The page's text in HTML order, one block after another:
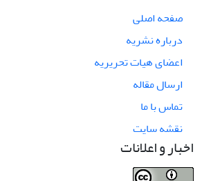
صفحه اصلی
درباره نشریه
اعضای هیات تحریریه
ارسال مقاله
تماس با ما
نقشه سایت
اخبار و اعلانات